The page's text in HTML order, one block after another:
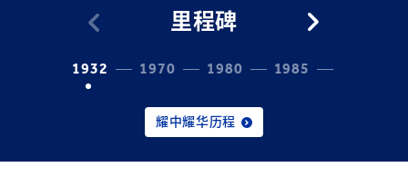
里程碑
1932 1970 1980 1985
耀中耀华历程